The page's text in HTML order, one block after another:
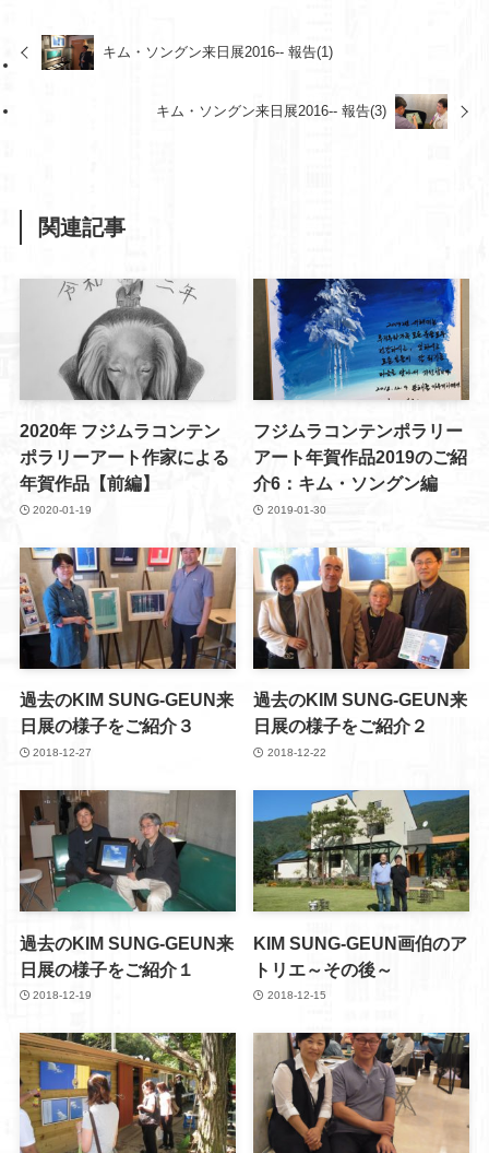
キム・ソングン来日展2016-- 報告(1)
キム・ソングン来日展2016-- 報告(3)
関連記事
2020年 フジムラコンテン
ポラリーアート作家による
年賀作品【前編】
2020-01-19
フジムラコンテンポラリー
アート年賀作品2019のご紹
介6：キム・ソングン編
2019-01-30
過去のKIM SUNG-GEUN来
日展の様子をご紹介３
2018-12-27
過去のKIM SUNG-GEUN来
日展の様子をご紹介２
2018-12-22
過去のKIM SUNG-GEUN来
日展の様子をご紹介１
2018-12-19
KIM SUNG-GEUN画伯のア
トリエ～その後～
2018-12-15